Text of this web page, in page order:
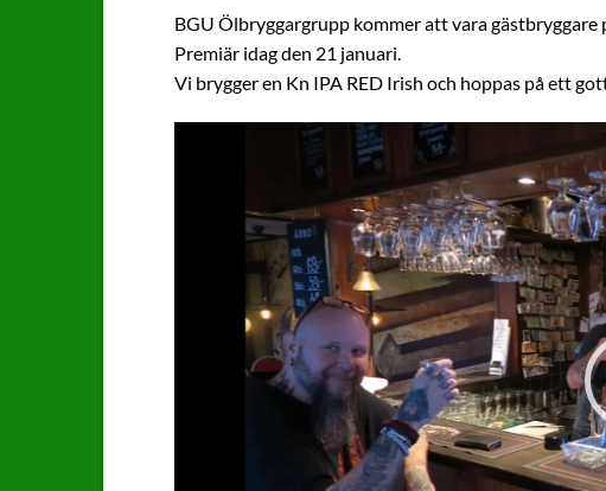
BGU Ölbryggargrupp kommer att vara gästbryggare
Premiär idag den 21 januari.
Vi brygger en Kn IPA RED Irish och hoppas på ett